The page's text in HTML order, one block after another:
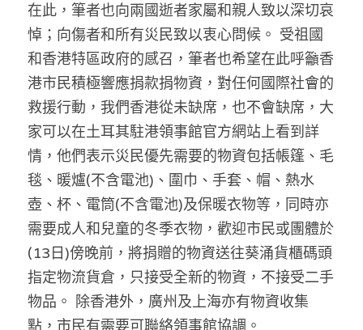
在此，筆者也向兩國逝者家屬和親人致以深切哀
悼；向傷者和所有災民致以衷心問候。 受祖國
和香港特區政府的感召，筆者也希望在此呼籲香
港市民積極響應捐款捐物資，對任何國際社會的
救援行動，我們香港從未缺席，也不會缺席，大
家可以在土耳其駐港領事館官方網站上看到詳
情，他們表示災民優先需要的物資包括帳篷、毛
毯、暖爐(不含電池)、圍巾、手套、帽、熱水
壺、杯、電筒(不含電池)及保暖衣物等，同時亦
需要成人和兒童的冬季衣物，歡迎市民或團體於
(13日)傍晚前，將捐贈的物資送往葵涌貨櫃碼頭
指定物流貨倉，只接受全新的物資，不接受二手
物品。 除香港外，廣州及上海亦有物資收集
點，市民有需要可聯絡領事館協調。